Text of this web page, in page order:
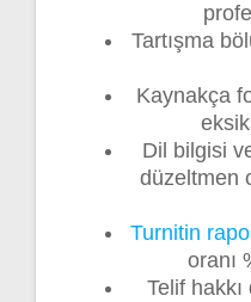
Tartışma
Kaynakça
Dil bilgisi
düzeltmen
Turnitin
oranı
Telif